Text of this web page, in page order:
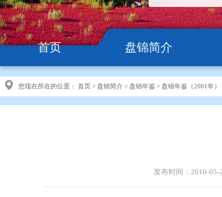
首页 盘锦简介
您现在所在的位置： 首页 > 盘锦简介 > 盘锦年鉴 > 盘锦年鉴（2001年）
发布时间：2010-05-